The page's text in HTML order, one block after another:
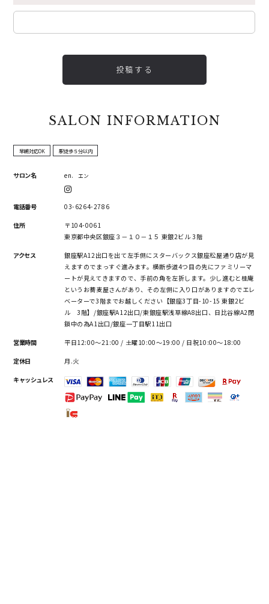
投稿する
SALON INFORMATION
早朝対応OK 駅徒歩５分以内
サロン名 en. エン
電話番号 03-6264-2786
住所
〒104-0061
東京都中央区銀座３－１０－１５ 東銀2ビル 3階
アクセス
銀座駅A12出口を出て左手側にスターバックス銀座松屋通り店が見
えますのでまっすぐ進みます。横断歩道4つ目の先にファミリーマ
ートが見えてきますので、手前の角を左折します。少し進むと桂庵
というお蕎麦屋さんがあり、その左側に入り口がありますのでエレ
ベーターで3階までお越しください【銀座3丁目-10-15 東銀2ビ
ル 3階】/銀座駅A12出口/東銀座駅浅草線A8出口、日比谷線A2閉
鎖中の為A1出口/銀座一丁目駅11出口
営業時間 平日12:00～21:00 / 土曜10:00～19:00 / 日祝10:00～18:00
定休日 月.火
キャッシュレス